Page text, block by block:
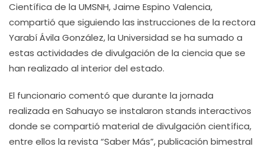
Científica de la UMSNH, Jaime Espino Valencia,
compartió que siguiendo las instrucciones de la rectora
Yarabí Ávila González, la Universidad se ha sumado a
estas actividades de divulgación de la ciencia que se
han realizado al interior del estado.
El funcionario comentó que durante la jornada
realizada en Sahuayo se instalaron stands interactivos
donde se compartió material de divulgación científica,
entre ellos la revista “Saber Más”, publicación bimestral